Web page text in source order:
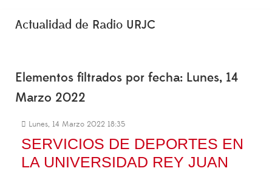
Actualidad de Radio URJC
Elementos filtrados por fecha: Lunes, 14
Marzo 2022
Lunes, 14 Marzo 2022 18:35
SERVICIOS DE DEPORTES EN
LA UNIVERSIDAD REY JUAN